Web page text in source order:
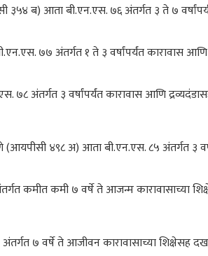
३५४ ब) आता बी.एन.एस. ७६ अंतर्गत ३ ते ७
७७ अंतर्गत १ ते ३ वर्षांपर्यंत कारावास आणि
अंतर्गत ३ वर्षांपर्यंत कारावास आणि
(आयपीसी ४९८ अ) आता बी.एन.एस. ८५ अंतर्गत ३
कमीत कमी ७ वर्षे ते आजन्म कारावासाच्या
७ वर्षे ते आजीवन कारावासाच्या शिक्षेसह